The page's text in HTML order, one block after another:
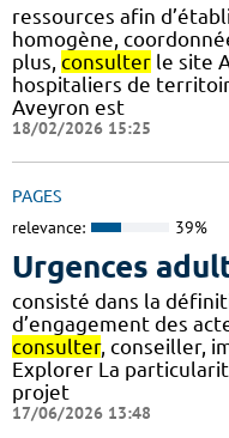
ressources afin
homogène,
plus, consulter le site
hospitaliers de
Aveyron est
18/02/2026 15:25
PAGES
relevance: 39%
Urgences
consisté dans la
d’engagement des
consulter, conseiller,
Explorer La
projet
17/06/2026 13:48